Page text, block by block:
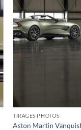
ancien
TIRAGES PHOTOS
Aston Martin